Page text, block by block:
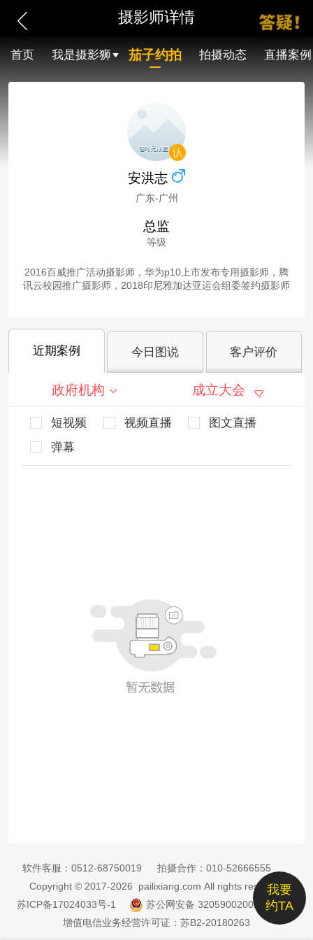
摄影师详情
首页 我是摄影狮 茄子约拍 拍摄动态 直播案例
安洪志
广东-广州
总监
等级
2016百威推广活动摄影师，华为p10上市发布专用摄影师，腾
讯云校园推广摄影师，2018印尼雅加达亚运会组委签约摄影师
近期案例 今日图说 客户评价
政府机构 成立大会
短视频 视频直播
图文直播
弹幕
我要
约TA
软件客服： 0512-68750019 拍摄合作： 010-52666555
Copyright © 2017-2026 pailixiang.com All rights reserved
苏ICP备17024033号-1
苏公网安备 32059002002885号
增值电信业务经营许可证：苏B2-20180263